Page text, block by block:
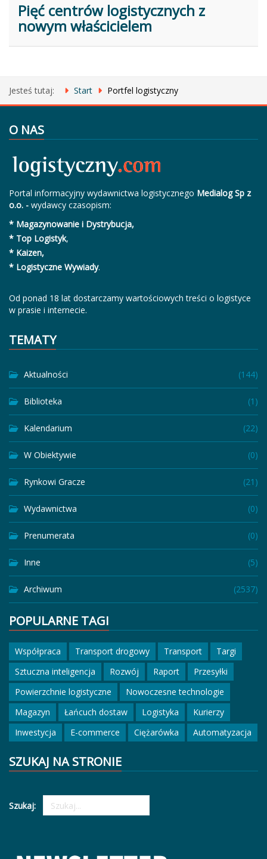
Pięć centrów logistycznych z
nowym właścicielem
Jesteś tutaj: Start Portfel logistyczny
O NAS
Portal informacyjny wydawnictwa logistycznego Medialog Sp z
o.o. - wydawcy czasopism:
* Magazynowanie i Dystrybucja,
* Top Logistyk,
* Kaizen,
* Logistyczne Wywiady.
Od ponad 18 lat dostarczamy wartościowych treści o logistyce
w prasie i internecie.
TEMATY
Aktualności (144)
Biblioteka (1)
Kalendarium (22)
W Obiektywie (0)
Rynkowi Gracze (21)
Wydawnictwa (0)
Prenumerata (0)
Inne (5)
Archiwum (2537)
POPULARNE TAGI
Współpraca Transport drogowy Transport
Targi
Sztuczna inteligencja
Rozwój Raport
Przesyłki
Powierzchnie logistyczne
Nowoczesne technologie
Magazyn
Łańcuch dostaw Logistyka
Kurierzy
Inwestycja
E-commerce Ciężarówka Automatyzacja
SZUKAJ NA STRONIE
Szukaj: